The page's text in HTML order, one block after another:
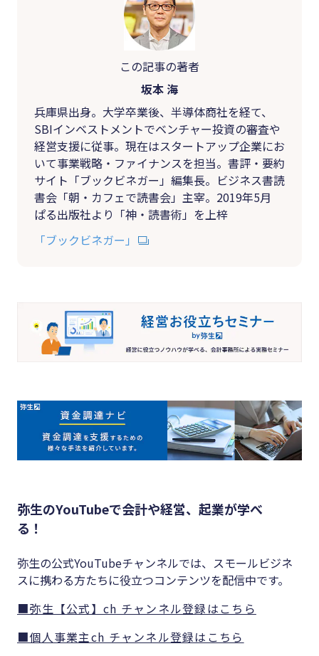
この記事の著者
坂本 海
兵庫県出身。大学卒業後、半導体商社を経て、
SBIインベストメントでベンチャー投資の審査や
経営支援に従事。現在はスタートアップ企業にお
いて事業戦略・ファイナンスを担当。書評・要約
サイト「ブックビネガー」編集長。ビジネス書読
書会「朝・カフェで読書会」主宰。2019年5月
ぱる出版社より「神・読書術」を上梓
「ブックビネガー」
弥生のYouTubeで会計や経営、起業が学べ
る！
弥生の公式YouTubeチャンネルでは、スモールビジネ
スに携わる方たちに役立つコンテンツを配信中です。
■弥生【公式】ch チャンネル登録はこちら
■個人事業主ch チャンネル登録はこちら